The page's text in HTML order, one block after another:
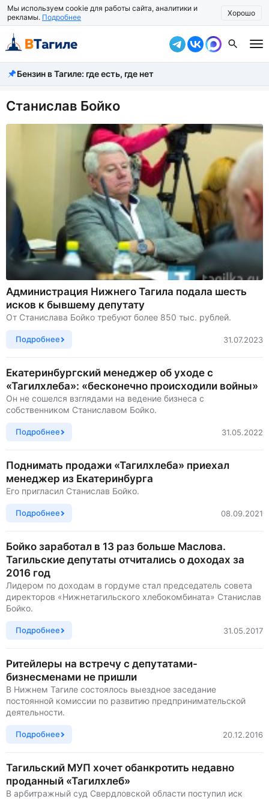
Мы используем cookie для работы сайта, аналитики и
рекламы. Подробнее Хорошо
Все новости
Происшествия
Город
Экономика
Общество
Рассказать новость
Бензин в Тагиле: где есть, где нет
Станислав Бойко
Администрация Нижнего Тагила подала шесть
исков к бывшему депутату
От Станислава Бойко требуют более 850 тыс. рублей.
Подробнее 31.07.2023
Екатеринбургский менеджер об уходе с
«Тагилхлеба»: «бесконечно происходили войны»
Он не сошелся взглядами на ведение бизнеса с
собственником Станиславом Бойко.
Подробнее 31.05.2022
Поднимать продажи «Тагилхлеба» приехал
менеджер из Екатеринбурга
Его пригласил Станислав Бойко.
Подробнее 08.09.2021
Бойко заработал в 13 раз больше Маслова.
Тагильские депутаты отчитались о доходах за
2016 год
Лидером по доходам в гордуме стал председатель совета
директоров «Нижнетагильского хлебокомбината» Станислав
Бойко.
Подробнее 31.05.2017
Ритейлеры на встречу с депутатами-
бизнесменами не пришли
В Нижнем Тагиле состоялось выездное заседание
постоянной комиссии по развитию предпринимательской
деятельности.
Подробнее 20.12.2016
Тагильский МУП хочет обанкротить недавно
проданный «Тагилхлеб»
В арбитражный суд Свердловской области поступил иск